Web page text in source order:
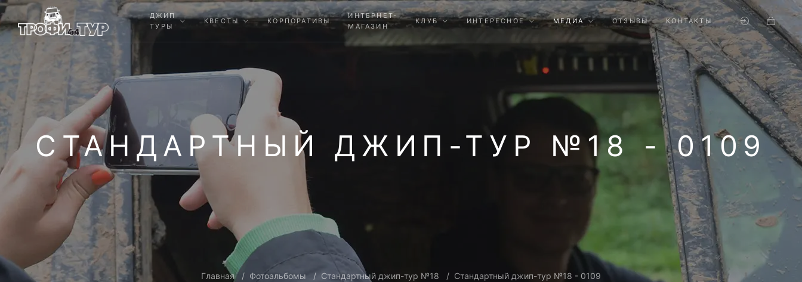
ДЖИП
ТУРЫ
КВЕСТЫ КОРПОРАТИВЫ
ИНТЕРНЕТ-
МАГАЗИН
КЛУБ ИНТЕРЕСНОЕ МЕДИА ОТЗЫВЫ КОНТАКТЫ
СТАНДАРТНЫЙ ДЖИП-ТУР №18 - 0109
Главная Фотоальбомы Стандартный джип-тур №18 Стандартный джип-тур №18 - 0109